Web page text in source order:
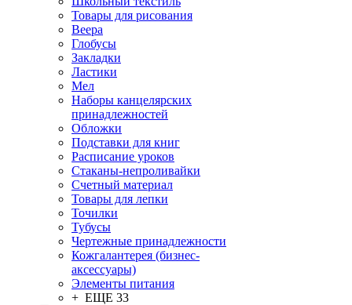
Товары для рисования
Веера
Глобусы
Закладки
Ластики
Мел
Наборы канцелярских
принадлежностей
Обложки
Подставки для книг
Расписание уроков
Стаканы-непроливайки
Счетный материал
Товары для лепки
Точилки
Тубусы
Чертежные принадлежности
Кожгалантерея (бизнес-
аксессуары)
Элементы питания
+ ЕЩЕ 33